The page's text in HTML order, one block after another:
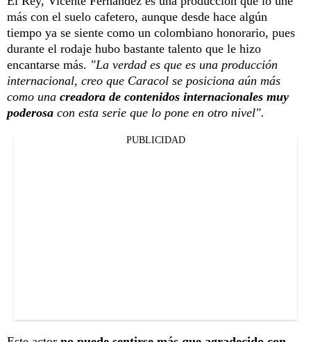
más con el suelo cafetero, aunque desde hace algún
tiempo ya se siente como un colombiano honorario, pues
durante el rodaje hubo bastante talento que le hizo
encantarse más. "La verdad es que es una producción
internacional, creo que Caracol se posiciona aún más
como una creadora de contenidos internacionales muy
poderosa con esta serie que lo pone en otro nivel".
PUBLICIDAD